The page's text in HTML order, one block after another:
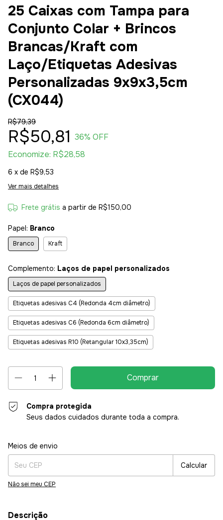
25 Caixas com Tampa para
Conjunto Colar + Brincos
Brancas/Kraft com
Laço/Etiquetas Adesivas
Personalizadas 9x9x3,5cm
(CX044)
R$79,39
R$50,81 36% OFF
Economize: R$28,58
6 x de R$9,53
Ver mais detalhes
Frete grátis a partir de R$150,00
Papel: Branco
Branco Kraft
Complemento: Laços de papel personalizados
Laços de papel personalizados
Etiquetas adesivas C4 (Redonda 4cm diâmetro)
Etiquetas adesivas C6 (Redonda 6cm diâmetro)
Etiquetas adesivas R10 (Retangular 10x3,35cm)
Compra protegida
Seus dados cuidados durante toda a compra.
Entregas para o CEP:
Meios de envio
Calcular
Não sei meu CEP
Descrição